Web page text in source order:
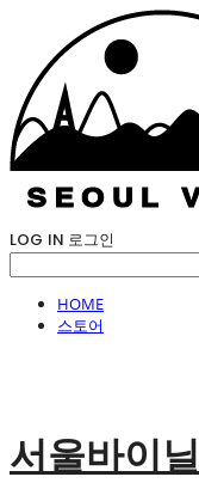
LOG IN 로그인
HOME
스토어
서울바이닐